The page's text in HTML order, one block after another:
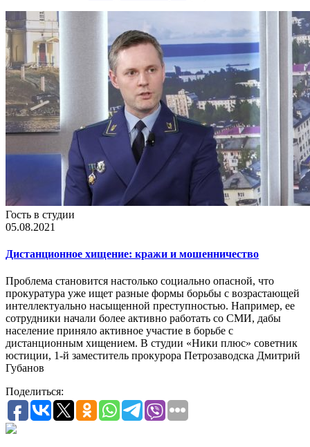
Гость в студии
05.08.2021
Дистанционное хищение: кражи и мошенничество
Проблема становится настолько социально опасной, что
прокуратура уже ищет разные формы борьбы с возрастающей
интеллектуально насыщенной преступностью. Например, ее
сотрудники начали более активно работать со СМИ, дабы
население приняло активное участие в борьбе с
дистанционным хищением. В студии «Ники плюс» советник
юстиции, 1-й заместитель прокурора Петрозаводска Дмитрий
Губанов
Поделиться: